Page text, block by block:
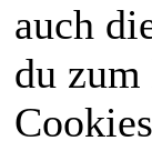
auch
du